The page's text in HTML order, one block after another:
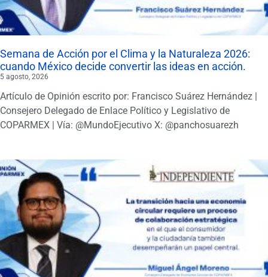
Semana de Acción por el Clima y la Naturaleza 2026:
cuando México decide convertir las ideas en acción.
5 agosto, 2026
Artículo de Opinión escrito por: Francisco Suárez Hernández |
Consejero Delegado de Enlace Político y Legislativo de
COPARMEX | Vía: @MundoEjecutivo X: @panchosuarezh